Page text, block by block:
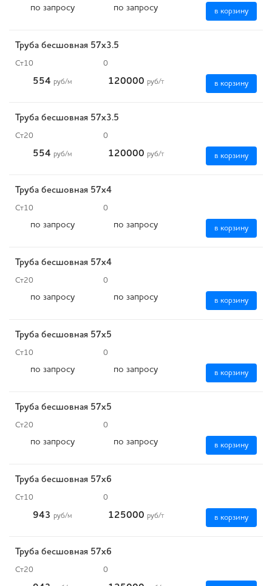
по запросу по запросу в корзину
Труба бесшовная 57х3.5
Ст10 0
554 руб/м 120000 руб/т в корзину
Труба бесшовная 57х3.5
Ст20 0
554 руб/м 120000 руб/т в корзину
Труба бесшовная 57х4
Ст10 0
по запросу по запросу в корзину
Труба бесшовная 57х4
Ст20 0
по запросу по запросу в корзину
Труба бесшовная 57х5
Ст10 0
по запросу по запросу в корзину
Труба бесшовная 57х5
Ст20 0
по запросу по запросу в корзину
Труба бесшовная 57х6
Ст10 0
943 руб/м 125000 руб/т в корзину
Труба бесшовная 57х6
Ст20 0